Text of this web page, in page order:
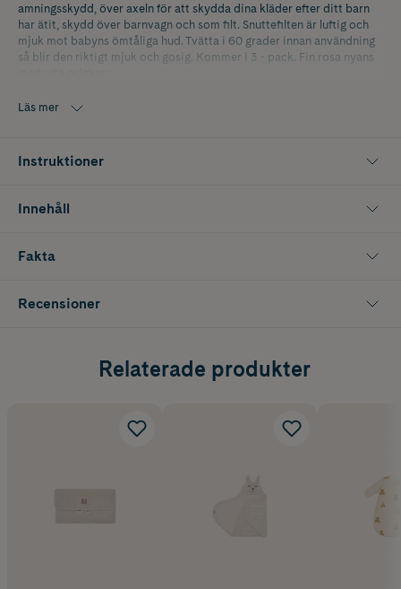
amningsskydd, över axeln för att skydda dina kläder efter ditt barn
har ätit, skydd över barnvagn och som filt. Snuttefilten är luftig och
mjuk mot babyns ömtåliga hud. Tvätta i 60 grader innan användning
så blir den riktigt mjuk och gosig. Kommer i 3 - pack. Fin rosa nyans
Läs mer
Instruktioner
Innehåll
Fakta
Recensioner
Relaterade produkter